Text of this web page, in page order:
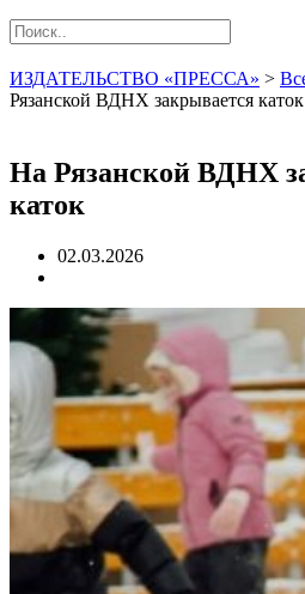
ИЗДАТЕЛЬСТВО «ПРЕССА» >
Рязанской ВДНХ закрывается каток
На Рязанской ВДНХ
каток
02.03.2026